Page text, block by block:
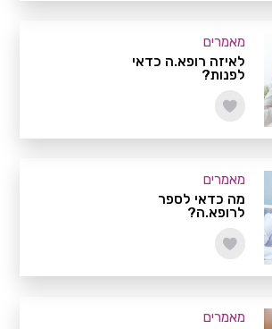
מאמרים
לאיזה רופא.ה כדאי
לפנות?
מאמרים
מה כדאי לספר
לרופא.ה?
מאמרים